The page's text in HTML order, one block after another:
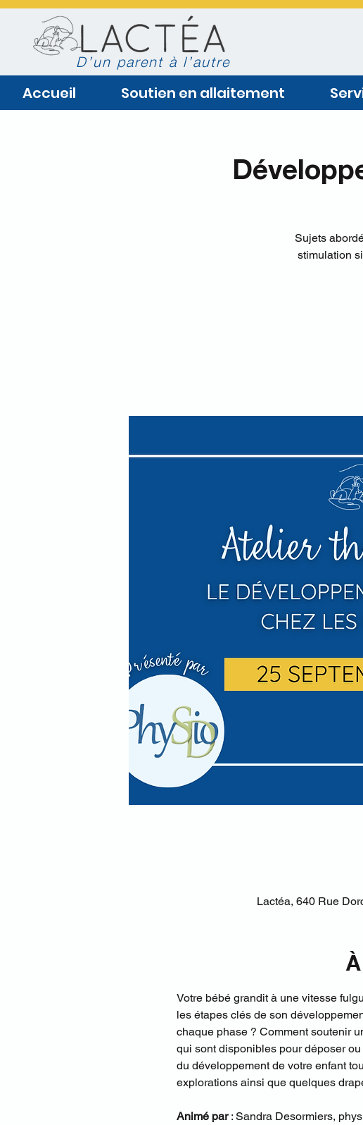
D’un parent à l’autre
Accueil Soutien en allaitement
Sujets
stimulation
Lactéa, 640 Rue
Votre bébé grandit à une vitesse
les étapes clés de son
chaque phase ? Comment soutenir
qui sont disponibles pour déposer
du développement de votre enfant
explorations ainsi que quelques
Animé par : Sandra Desormiers,